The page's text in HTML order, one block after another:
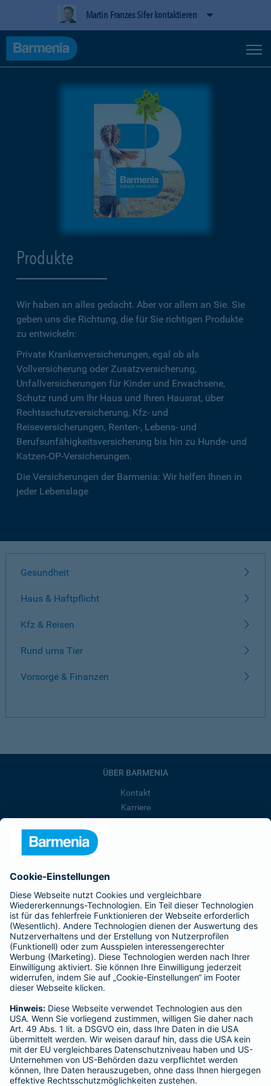
Martin Franzes Sifer kontaktieren
Produkte
Wir haben an alles gedacht. Aber vor allem an Sie. Sie
geben uns die Richtung, die für Sie richtigen Produkte
zu entwickeln:
Private Krankenversicherungen, egal ob als
Vollversicherung oder Zusatzversicherung,
Unfallversicherungen für Kinder und Erwachsene,
Schutz rund um Ihr Haus und Ihren Hausrat, über
Rechtsschutzversicherung, Kfz- und
Reiseversicherungen, Renten-, Lebens- und
Berufsunfähigkeitsversicherung bis hin zu Hunde- und
Katzen-OP-Versicherungen.
Die Versicherungen der Barmenia: Wir helfen Ihnen in
jeder Lebenslage
Gesundheit
Haus & Haftpflicht
Kfz & Reisen
Rund ums Tier
Vorsorge & Finanzen
ÜBER BARMENIA
Kontakt
Karriere
Barmenia ist Teil der BarmeniaGothaer
BELIEBTE SEITEN
Kranken-Zusatzversicherung
Tierversicherungen
Haftpflichtversicherung
Hausratversicherung
Adresse ändern
Schaden melden
Kilometerstandsmeldung
Serviceübersicht